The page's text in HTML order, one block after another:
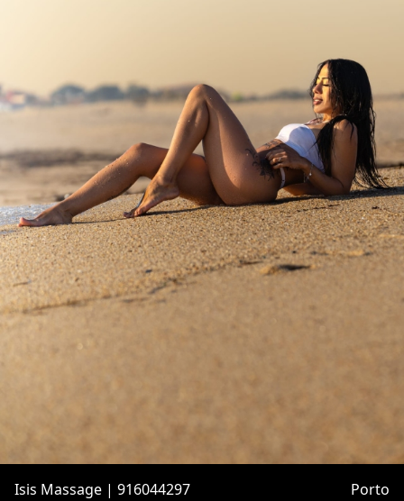
Isis Massage | 916044297 Porto